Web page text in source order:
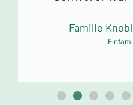
Familie